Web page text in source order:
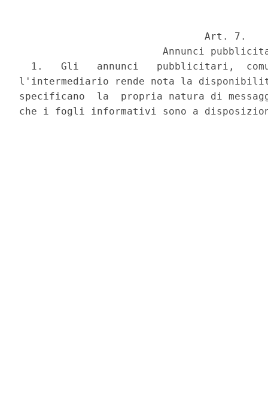
                               Art. 7.
Annunci
1.   Gli   annunci   pubblicitari,
l'intermediario rende nota la
specificano  la  propria natura di